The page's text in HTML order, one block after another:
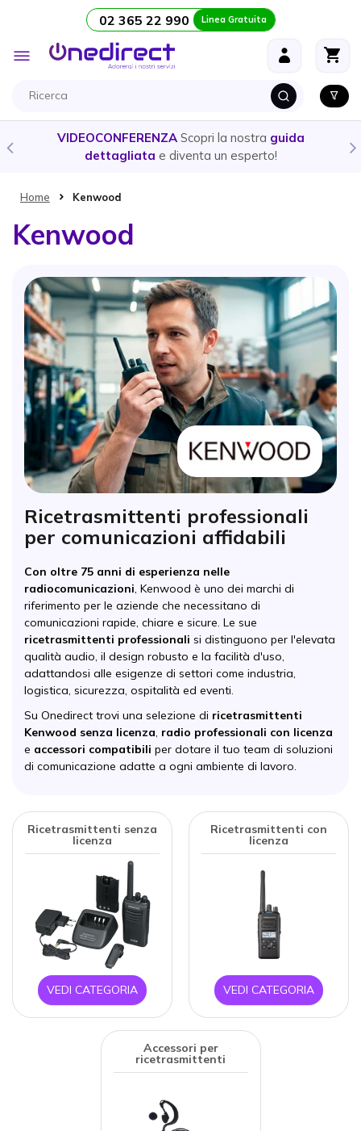
Salta al contenuto 02 365 22 990 Linea Gratuita
Toggle
Nav
CUFFIE E AURICOLARI- Ecco la guida per scegliere il
prodottopiù adatto alle tue esigenze
Home Kenwood
Kenwood
Ricetrasmittenti professionali
per comunicazioni affidabili
Con oltre 75 anni di esperienza nelle
radiocomunicazioni , Kenwood è uno dei marchi di
riferimento per le aziende che necessitano di
comunicazioni rapide, chiare e sicure. Le sue
ricetrasmittenti professionali si distinguono per l'elevata
qualità audio, il design robusto e la facilità d'uso,
adattandosi alle esigenze di settori come industria,
logistica, sicurezza, ospitalità ed eventi.
Su Onedirect trovi una selezione di ricetrasmittenti
Kenwood senza licenza radio professionali con licenza
e accessori compatibili per dotare il tuo team di soluzioni
di comunicazione adatte a ogni ambiente di lavoro.
Ricetrasmittenti senza
licenza
VEDI CATEGORIA
Ricetrasmittenti con
licenza
VEDI CATEGORIA
Accessori per
ricetrasmittenti